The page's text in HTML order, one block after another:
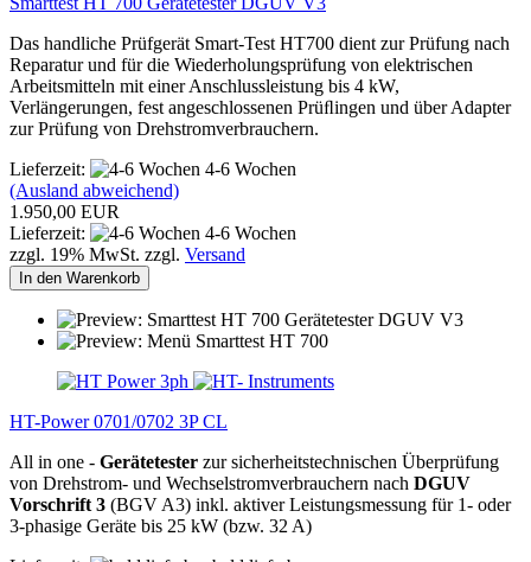
Das handliche Prüfgerät Smart-Test HT700 dient zur Prüfung nach
Reparatur und für die Wiederholungsprüfung von elektrischen
Arbeitsmitteln mit einer Anschlussleistung bis 4 kW,
Verlängerungen, fest angeschlossenen Prüﬂingen und über Adapter
zur Prüfung von Drehstromverbrauchern.
Lieferzeit:
4-6 Wochen
(Ausland abweichend)
1.950,00 EUR
Lieferzeit:
4-6 Wochen
zzgl. 19% MwSt. zzgl. Versand
In den Warenkorb
HT-Power 0701/0702 3P CL
All in one - Gerätetester zur sicherheitstechnischen Überprüfung
von Drehstrom- und Wechselstromverbrauchern nach DGUV
Vorschrift 3 (BGV A3) inkl. aktiver Leistungsmessung für 1- oder
3-phasige Geräte bis 25 kW (bzw. 32 A)